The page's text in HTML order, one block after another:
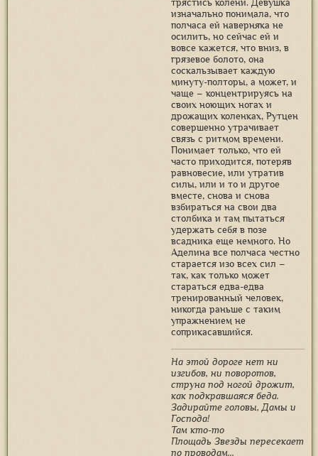
трястись колени. Девушка
изначально понимала, что
полчаса ей наверняка не
осилить, но сейчас ей и
вовсе кажется, что вниз, в
грязевое болото, она
соскальзывает каждую
минуту-полторы, а может, и
чаще – концентрируясь на
своих ноющих ногах и
дрожащих коленках, Рутцен
совершенно утрачивает
связь с ритмом времени.
Понимает только, что ей
часто приходится, потеряв
равновесие, или утратив
силы, или и то и другое
вместе, снова и снова
взбираться на свои два
столбика и там пытаться
удержать себя в позе
всадника еще немного. Но
Аделина все полчаса честно
старается изо всех сил –
так, как только может
стараться едва-едва
тренированный человек,
никогда раньше с таким
упражнением не
соприкасавшийся.
На этой дороге нет ни
изгибов, ни поворотов,
струна под ногой дрожит,
как подкравшаяся беда.
Задирайте головы, Дамы и
Господа!
Там кто-то
Площадь Звезды пересекает
по проводам...